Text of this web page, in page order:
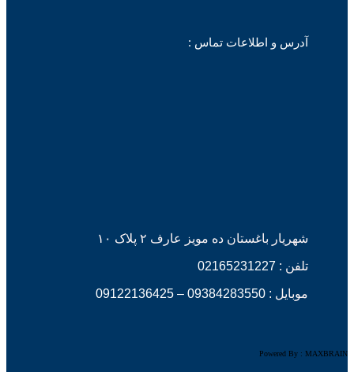
آدرس و اطلاعات تماس :
شهریار باغستان ده مویز عارف ۲ پلاک ۱۰
تلفن : 02165231227
موبایل : 09384283550
–
09122136425
Powered By : MAXBRAIN